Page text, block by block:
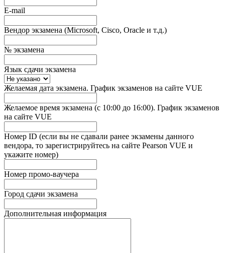
E-mail
Вендор экзамена (Microsoft, Cisco, Oracle и т.д.)
№ экзамена
Язык сдачи экзамена
Желаемая дата экзамена. График экзаменов на сайте VUE
Желаемое время экзамена (с 10:00 до 16:00). График экзаменов
на сайте VUE
Номер ID (если вы не сдавали ранее экзамены данного
вендора, то зарегистрируйтесь на сайте Pearson VUE и
укажите номер)
Номер промо-ваучера
Город сдачи экзамена
Дополнительная информация